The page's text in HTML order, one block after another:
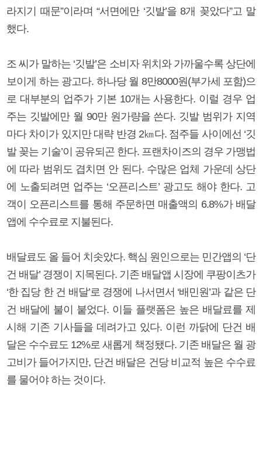
라지기 때문”이라며 “서면에만 ‘깃발’을 8개 꽂았다”고 말
했다.
조 씨가 말하는 ‘깃발’은 소비자 위치와 가까울수록 상단에
보이게 하는 광고다. 하나당 월 8만8000원(부가세 포함)으
로 대부분의 업주가 기본 10개는 사용한다. 이럴 경우 업
주는 깃발에만 월 90만 원가량을 쓴다. 깃발 범위가 지역
마다 차이가 있지만 대략 반경 2㎞다. 점주들 사이에선 ‘깃
발 꽂는 기술’이 공유되곤 한다. 프랜차이즈의 경우 가맹법
에 따라 범위도 겹치면 안 된다. 수많은 업체 가운데 상단
에 노출되려면 업주는 ‘오픈리스트’ 광고도 해야 한다. 고
객이 오픈리스트를 통해 주문하면 매출액의 6.8%가 배달
앱에 수수료로 지불된다.
배달료도 올 들어 치솟았다. 핵심 원인으로는 민간앱의 ‘단
건 배달’ 경쟁이 지목된다. 기존 배달앱 시장에 쿠팡이츠가
‘한 집당 한 건 배달’로 경쟁에 나서면서 ‘배민원’과 같은 단
건 배달에 불이 붙었다. 이들 플랫폼은 높은 배달료를 제
시해 기존 기사들을 데려가고 있다. 이런 까닭에 단건 배
달은 수수료도 12%로 새롭게 책정됐다. 기존 배달은 월 광
고비가 들어가지만, 단건 배달은 건당 비교적 높은 수수료
를 물어야 하는 것이다.